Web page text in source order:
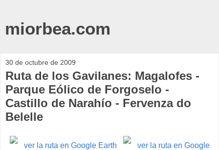
miorbea.com
30 de octubre de 2009
Ruta de los Gavilanes: Magalofes -
Parque Eólico de Forgoselo -
Castillo de Narahío - Fervenza do
Belelle
ver la ruta en Google Earth
ver la ruta en Google